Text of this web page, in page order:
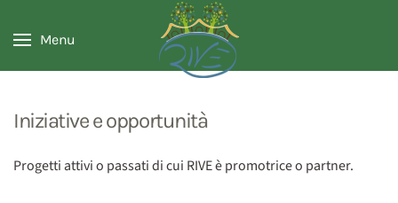
Menu
Iniziative e opportunità
Progetti attivi o passati di cui RIVE è promotrice o partner.